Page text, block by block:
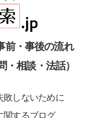
前・事後の流れ
・相談・法話）
敗しないために
関するブログ